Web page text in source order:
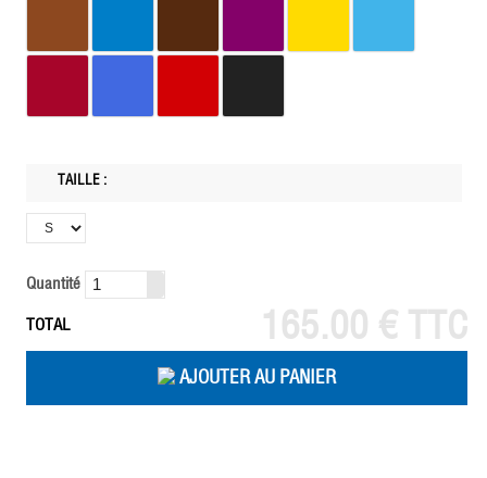
TAILLE :
Quantité
TOTAL
165.00 € TTC
AJOUTER AU PANIER